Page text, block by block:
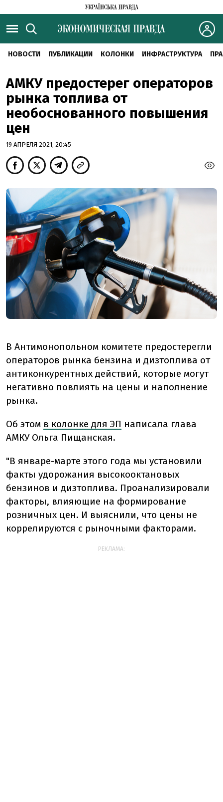
НОВОСТИ ПУБЛИКАЦИИ КОЛОНКИ ИНФРАСТРУКТУРА
АМКУ предостерег операторов
рынка топлива от
необоснованного повышения
цен
19 АПРЕЛЯ 2021, 20:45
В Антимонопольном комитете предостерегли
операторов рынка бензина и дизтоплива от
антиконкурентных действий, которые могут
негативно повлиять на цены и наполнение
рынка.
Об этом в колонке для ЭП написала глава
АМКУ Ольга Пищанская.
"В январе-марте этого года мы установили
факты удорожания высокооктановых
бензинов и дизтоплива. Проанализировали
факторы, влияющие на формирование
розничных цен. И выяснили, что цены не
коррелируются с рыночными факторами.
РЕКЛАМА: